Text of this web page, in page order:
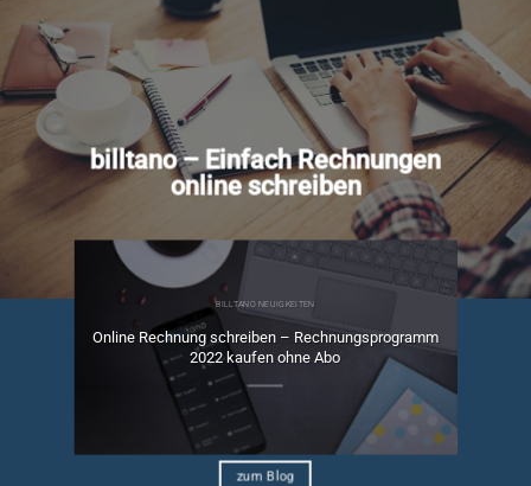
billtano – Einfach Rechnungen
online schreiben
BILLTANO NEUIGKEITEN
Online Rechnung schreiben – Rechnungsprogramm
2022 kaufen ohne Abo
zum Blog